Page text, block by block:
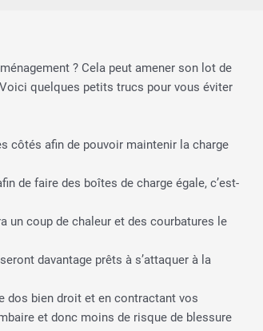
? Cela peut amener son lot de
quelques petits trucs pour vous éviter
côtés afin de pouvoir maintenir la charge
de faire des boîtes de charge égale, c’est-
un coup de chaleur et des courbatures le
davantage prêts à s’attaquer à la
dos bien droit et en contractant vos
et donc moins de risque de blessure